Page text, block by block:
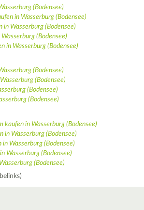
(Bodensee)
in Wasserburg (Bodensee)
in Wasserburg (Bodensee)
(Bodensee)
in Wasserburg (Bodensee)
(Bodensee)
(Bodensee)
(Bodensee)
(Bodensee)
kaufen in Wasserburg (Bodensee)
in Wasserburg (Bodensee)
Wasserburg (Bodensee)
Wasserburg (Bodensee)
(Bodensee)